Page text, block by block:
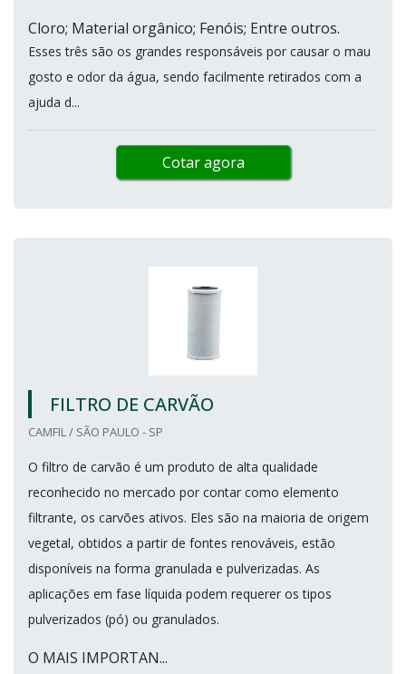
Cloro; Material orgânico; Fenóis; Entre outros.
Esses três são os grandes responsáveis por causar o mau
gosto e odor da água, sendo facilmente retirados com a
ajuda d...
Cotar agora
FILTRO DE CARVÃO
CAMFIL / SÃO PAULO - SP
O filtro de carvão é um produto de alta qualidade
reconhecido no mercado por contar como elemento
filtrante, os carvões ativos. Eles são na maioria de origem
vegetal, obtidos a partir de fontes renováveis, estão
disponíveis na forma granulada e pulverizadas. As
aplicações em fase líquida podem requerer os tipos
pulverizados (pó) ou granulados.
O MAIS IMPORTAN...